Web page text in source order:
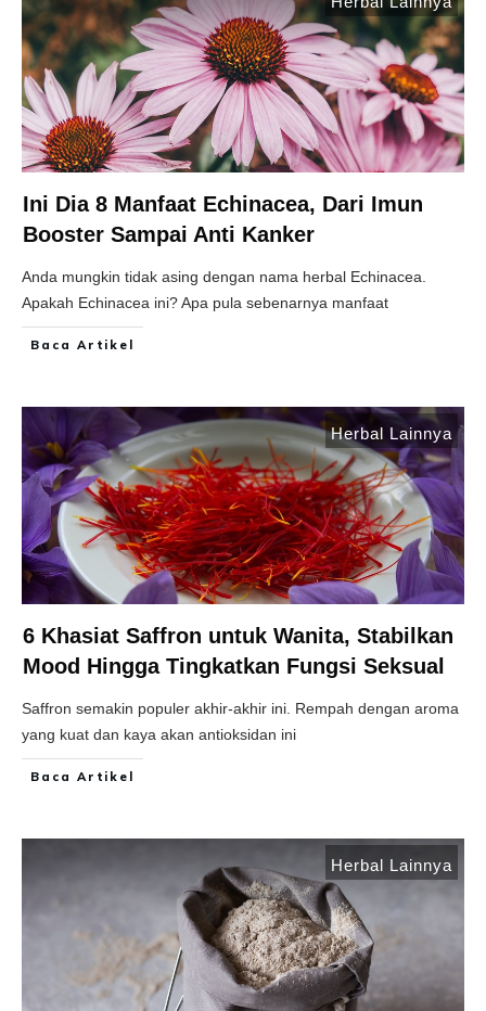
Ini Dia 8 Manfaat Echinacea, Dari Imun
Booster Sampai Anti Kanker
Anda mungkin tidak asing dengan nama herbal Echinacea.
Apakah Echinacea ini? Apa pula sebenarnya manfaat
Baca Artikel
Herbal Lainnya
6 Khasiat Saffron untuk Wanita, Stabilkan
Mood Hingga Tingkatkan Fungsi Seksual
Saffron semakin populer akhir-akhir ini. Rempah dengan aroma
yang kuat dan kaya akan antioksidan ini
Baca Artikel
Herbal Lainnya